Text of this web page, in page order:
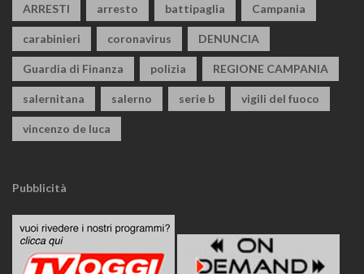
ARRESTI arresto battipaglia Campania
carabinieri coronavirus DENUNCIA
Guardia di Finanza polizia REGIONE CAMPANIA
salernitana salerno serie b vigili del fuoco
vincenzo de luca
Pubblicità